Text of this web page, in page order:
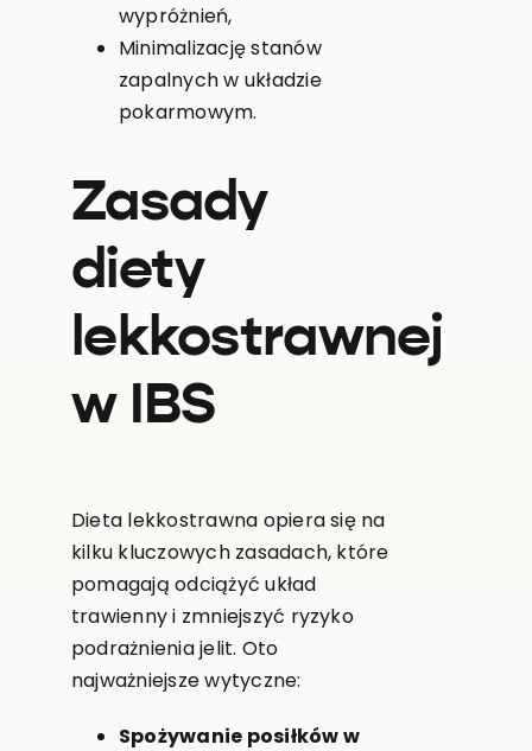
wypróżnień,
Minimalizację stanów
zapalnych w układzie
pokarmowym.
Zasady
diety
lekkostrawnej
w IBS
Dieta lekkostrawna opiera się na
kilku kluczowych zasadach, które
pomagają odciążyć układ
trawienny i zmniejszyć ryzyko
podrażnienia jelit. Oto
najważniejsze wytyczne:
Spożywanie posiłków w